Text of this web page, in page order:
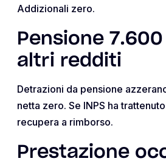
Addizionali zero.
Pensione
altri redditi
Detrazioni da pensione
netta zero. Se INPS ha
recupera a rimborso.
Prestazione